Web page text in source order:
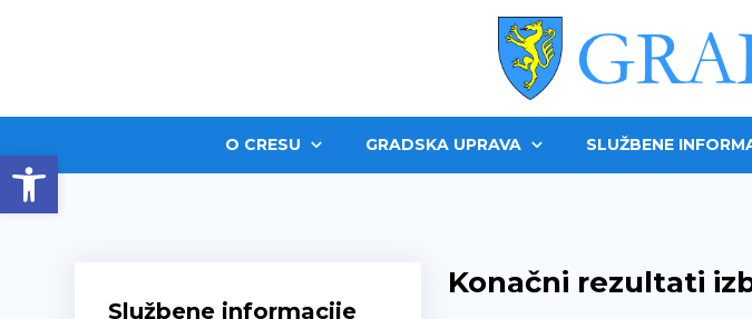
Open toolbarO CRESU GRADSKA UPRAVA SLUŽBENE
Konačni rezultati
Službene informacije